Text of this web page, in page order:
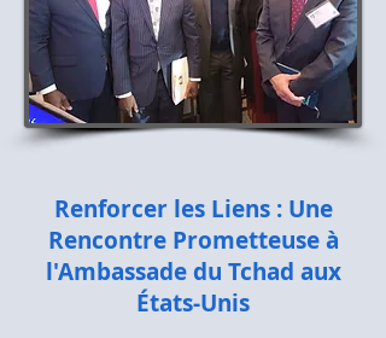
Renforcer les Liens : Une
Rencontre Prometteuse à
l'Ambassade du Tchad aux
États-Unis